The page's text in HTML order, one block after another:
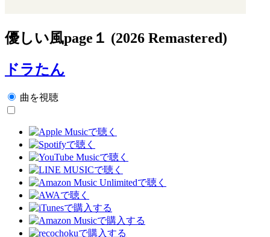
優しい風page１ (2026 Remastered)
ドラたん
曲を視聴